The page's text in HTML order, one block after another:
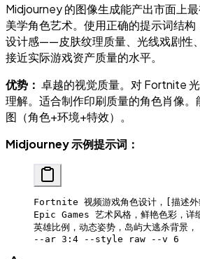
Midjourney 的图像生成能产出市面上
美学角色艺术。使用正确的提示词结
设计感——皮肤纹理质量、光线戏剧性
接近实际游戏资产质量的水平。
优势： 卓越的视觉质量。对 Fortnite
理解。适合制作印刷质量的角色肖像
图（角色+环境+特效）。
Midjourney 示例提示词：
Fortnite 视频游戏角色设计，[描述
Epic Games 艺术风格，鲜艳色彩，详
英雄比例，动态姿势，岛屿大逃杀背景，
--ar 3:4 --style raw --v 6